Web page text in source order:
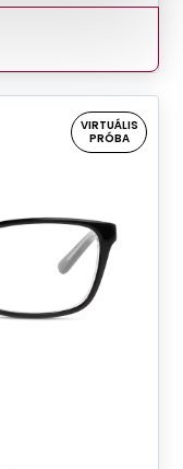
VIRTUÁLIS
PRÓBA